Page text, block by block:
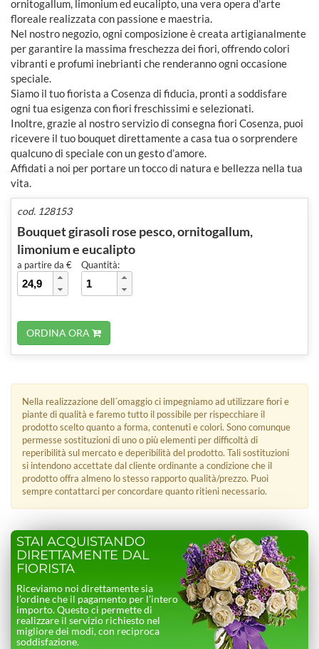
ornitogallum, limonium ed eucalipto, una vera opera d'arte
floreale realizzata con passione e maestria.
Nel nostro negozio, ogni composizione è creata artigianalmente
per garantire la massima freschezza dei fiori, offrendo colori
vibranti e profumi inebrianti che renderanno ogni occasione
speciale.
Siamo il tuo fiorista a Cosenza di fiducia, pronti a soddisfare
ogni tua esigenza con fiori freschissimi e selezionati.
Inoltre, grazie al nostro servizio di consegna fiori Cosenza, puoi
ricevere il tuo bouquet direttamente a casa tua o sorprendere
qualcuno di speciale con un gesto d’amore.
Affidati a noi per portare un tocco di natura e bellezza nella tua
vita.
cod. 128153
Bouquet girasoli rose pesco, ornitogallum,
limonium e eucalipto
a partire da € Quantità:
ORDINA ORA
Nella realizzazione dell´omaggio ci impegniamo ad utilizzare fiori e
piante di qualità e faremo tutto il possibile per rispecchiare il
prodotto scelto quanto a forma, contenuti e colori. Sono comunque
permesse sostituzioni di uno o più elementi per difficoltà di
reperibilità sul mercato e deperibilità del prodotto. Tali sostituzioni
si intendono accettate dal cliente ordinante a condizione che il
prodotto offra almeno lo stesso rapporto qualità/prezzo. Puoi
sempre contattarci per concordare quanto ritieni necessario.
STAI ACQUISTANDO
DIRETTAMENTE DAL
FIORISTA
Riceviamo noi direttamente sia
l’ordine che il pagamento per l’intero
importo. Questo ci permette di
realizzare il servizio richiesto nel
migliore dei modi, con reciproca
soddisfazione.